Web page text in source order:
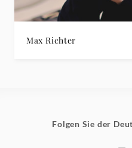
Max Richter
Folgen Sie der